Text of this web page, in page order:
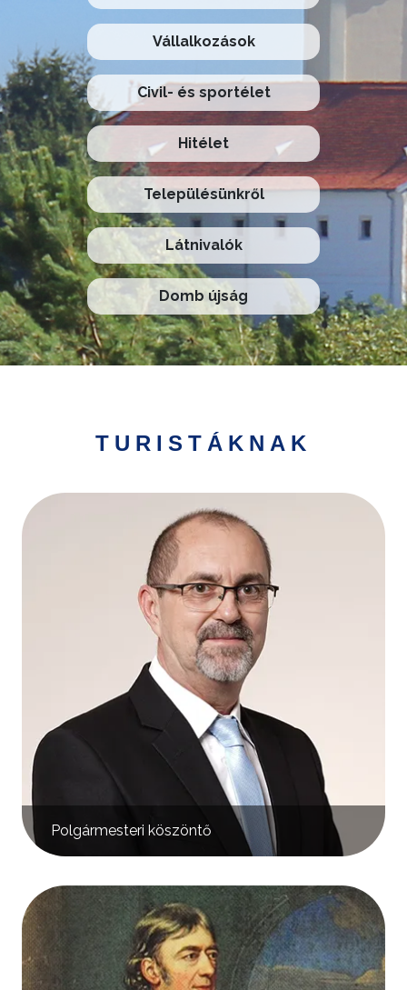
Vállalkozások
Civil- és sportélet
Hitélet
Településünkről
Látnivalók
Domb újság
TURISTÁKNAK
Polgármesteri köszöntő
Kép
Kép